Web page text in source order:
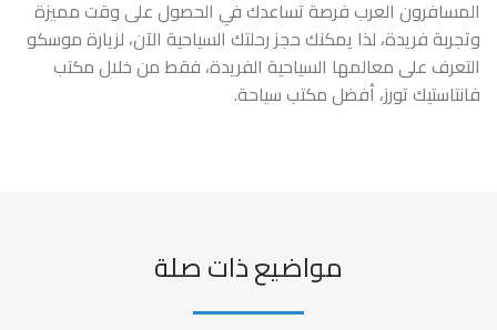
المسافرون العرب فرصة تساعدك في الحصول على وقت مميزة
وتجربة فريدة، لذا يمكنك حجز رحلتك السياحية الآن، لزيارة موسكو
التعرف على معالمها السياحية الفريدة، فقط من خلال مكتب
فانتاستيك تورز، أفضل مكتب سياحة.
مواضيع ذات صلة